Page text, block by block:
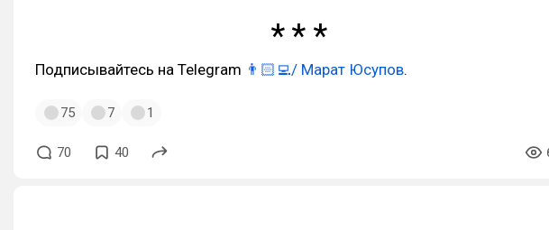
Подписывайтесь на Telegram 👨🏻‍💻/ Марат Юсупов.
75 7 1
70 40